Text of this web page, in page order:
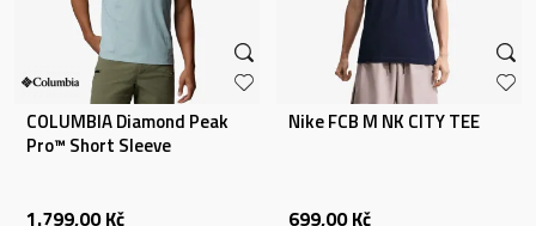
COLUMBIA Diamond Peak
Pro™ Short Sleeve
1.799,00 Kč
Nike FCB M NK CITY TEE
699,00 Kč